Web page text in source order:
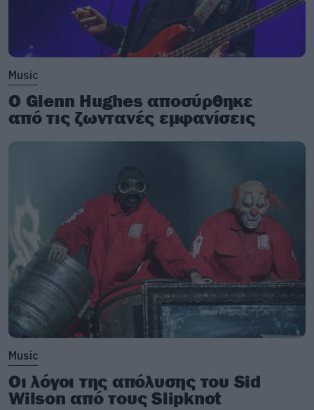
Music
Ο Glenn Hughes αποσύρθηκε
από τις ζωντανές εμφανίσεις
Music
Οι λόγοι της απόλυσης του Sid
Wilson από τους Slipknot